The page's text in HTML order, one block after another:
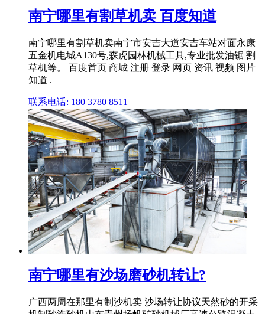
南宁哪里有割草机卖 百度知道
南宁哪里有割草机卖南宁市安吉大道安吉车站对面永康
五金机电城A130号,森虎园林机械工具,专业批发油锯 割
草机等。 百度首页 商城 注册 登录 网页 资讯 视频 图片
知道 .
联系电话: 180 3780 8511
南宁哪里有沙场磨砂机转让?
广西两周在那里有制沙机卖 沙场转让协议天然砂的开采